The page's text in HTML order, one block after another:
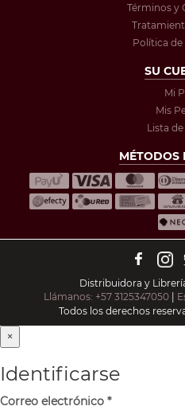
Términos y
Política de
SU
Mi
Mis
Lista
MÉTODOS
Distribuidora y
Llámanos: +57 3125347050
Todos los derechos
×
Identificarse
Correo electrónico *